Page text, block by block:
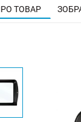
ТОВАР